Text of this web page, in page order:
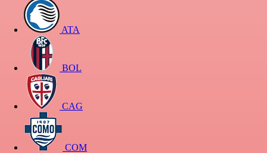
ATA
BOL
CAG
COM